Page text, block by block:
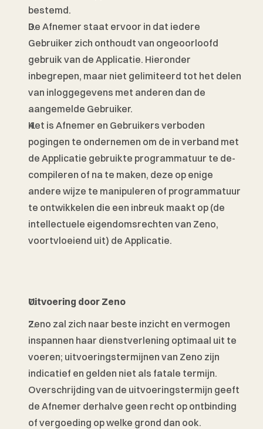
bestemd.
De Afnemer staat ervoor in dat iedere
Gebruiker zich onthoudt van ongeoorloofd
gebruik van de Applicatie. Hieronder
inbegrepen, maar niet gelimiteerd tot het delen
van inloggegevens met anderen dan de
aangemelde Gebruiker.
Het is Afnemer en Gebruikers verboden
pogingen te ondernemen om de in verband met
de Applicatie gebruikte programmatuur te de-
compileren of na te maken, deze op enige
andere wijze te manipuleren of programmatuur
te ontwikkelen die een inbreuk maakt op (de
intellectuele eigendomsrechten van Zeno,
voortvloeiend uit) de Applicatie.
Uitvoering door Zeno
Zeno zal zich naar beste inzicht en vermogen
inspannen haar dienstverlening optimaal uit te
voeren; uitvoeringstermijnen van Zeno zijn
indicatief en gelden niet als fatale termijn.
Overschrijding van de uitvoeringstermijn geeft
de Afnemer derhalve geen recht op ontbinding
of vergoeding op welke grond dan ook.